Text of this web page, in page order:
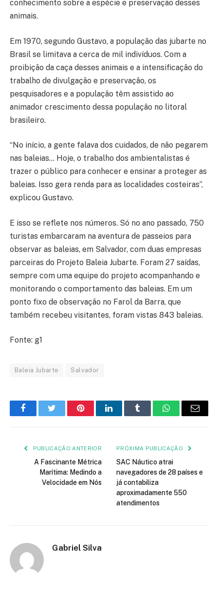
conhecimento sobre a espécie e preservação desses
animais.
Em 1970, segundo Gustavo, a população das jubarte no
Brasil se limitava a cerca de mil indivíduos. Com a
proibição da caça desses animais e a intensificação do
trabalho de divulgação e preservação, os
pesquisadores e a população têm assistido ao
animador crescimento dessa população no litoral
brasileiro.
“No início, a gente falava dos cuidados, de não pegarem
nas baleias… Hoje, o trabalho dos ambientalistas é
trazer o público para conhecer e ensinar a proteger as
baleias. Isso gera renda para as localidades costeiras”,
explicou Gustavo.
E isso se reflete nos números. Só no ano passado, 750
turistas embarcaram na aventura de passeios para
observar as baleias, em Salvador, com duas empresas
parceiras do Projeto Baleia Jubarte. Foram 27 saídas,
sempre com uma equipe do projeto acompanhando e
monitorando o comportamento das baleias. Em um
ponto fixo de observação no Farol da Barra, que
também recebeu visitantes, foram vistas 843 baleias.
Fonte: g1
Baleia Jubarte Salvador
FacebookTwitter PinterestLinkedInTumblr WhatsApp
E-
PUBLICAÇÃO ANTERIOR
A Fascinante Métrica
Marítima: Medindo a
Velocidade em Nós
PRÓXIMA PUBLICAÇÃO
SAC Náutico atrai
navegadores de 28 países e
já contabiliza
aproximadamente 550
atendimentos
Gabriel Silva